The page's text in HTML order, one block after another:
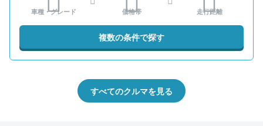
車種・グレード 価格帯 走行距離
複数の条件で探す
すべてのクルマを見る